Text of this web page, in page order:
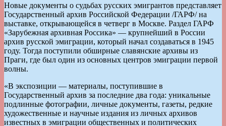
Новые документы о судьбах русских эмигрантов представляет
Государственный архив Российской Федерации /ГАРФ/ на
выставке, открывающейся в четверг в Москве. Раздел ГАРФ
«Зарубежная архивная Россика» — крупнейший в России
архив русской эмиграции, который начал создаваться в 1945
году. Тогда поступили обширные славянские архивы из
Праги, где был один из основных центров эмиграции первой
волны.
«В экспозиции — материалы, поступившие в
Государственный архив за последние два года: уникальные
подлинные фотографии, личные документы, газеты, редкие
художественные и научные издания из личных архивов
известных в эмиграции общественных и политических